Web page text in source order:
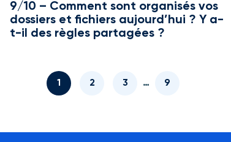
9/10 – Comment sont organisés vos
dossiers et fichiers aujourd’hui ? Y a-
t-il des règles partagées ?
1 2 3 … 9